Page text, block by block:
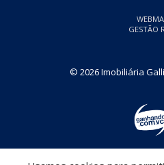
GESTÃO
© 2026 Imobiliária